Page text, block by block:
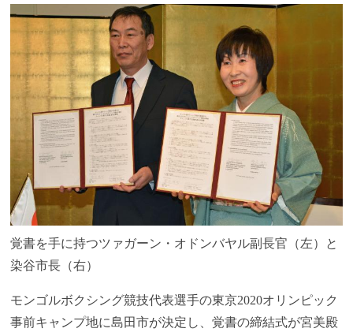
覚書を手に持つツァガーン・オドンバヤル副長官（左）と
染谷市長（右）
モンゴルボクシング競技代表選手の東京2020オリンピック
事前キャンプ地に島田市が決定し、覚書の締結式が宮美殿